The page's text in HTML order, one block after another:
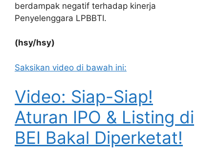
berdampak negatif terhadap kinerja
Penyelenggara LPBBTI.
(hsy/hsy)
Saksikan video di bawah ini:
Video: Siap-Siap!
Aturan IPO & Listing di
BEI Bakal Diperketat!